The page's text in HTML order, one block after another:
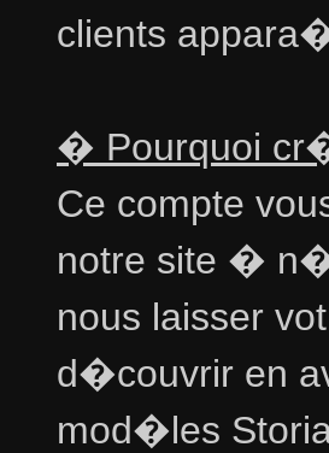
clients
� Pourquoi
Ce compte
notre site �
nous laisser
d�couvrir en
mod�les